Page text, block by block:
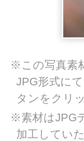
※この写真素
JPG形式に
タンをクリ
※素材はJPG
加工してい